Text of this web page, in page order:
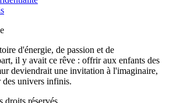
d'énergie, de passion et de
il y avait ce rêve : offrir aux enfants des
deviendrait une invitation à l'imaginaire,
des univers infinis.
réservés.